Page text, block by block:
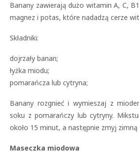
Banany zawierają dużo witamin A, C,
magnez i potas, które nadadzą cerze
Składniki:
dojrzały banan;
łyżka miodu;
pomarańcza lub cytryna;
Banany rozgnieć i wymieszaj z
soku z pomarańczy lub cytryny.
około 15 minut, a następnie zmyj zimną
Maseczka miodowa